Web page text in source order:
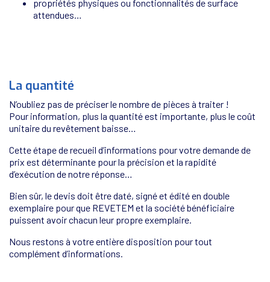
propriétés physiques ou fonctionnalités de surface
attendues…
La quantité
N’oubliez pas de préciser le nombre de pièces à traiter !
Pour information, plus la quantité est importante, plus le coût
unitaire du revêtement baisse…
Cette étape de recueil d’informations pour votre demande de
prix est déterminante pour la précision et la rapidité
d’exécution de notre réponse…
Bien sûr, le devis doit être daté, signé et édité en double
exemplaire pour que REVETEM et la société bénéficiaire
puissent avoir chacun leur propre exemplaire.
Nous restons à votre entière disposition pour tout
complément d’informations.